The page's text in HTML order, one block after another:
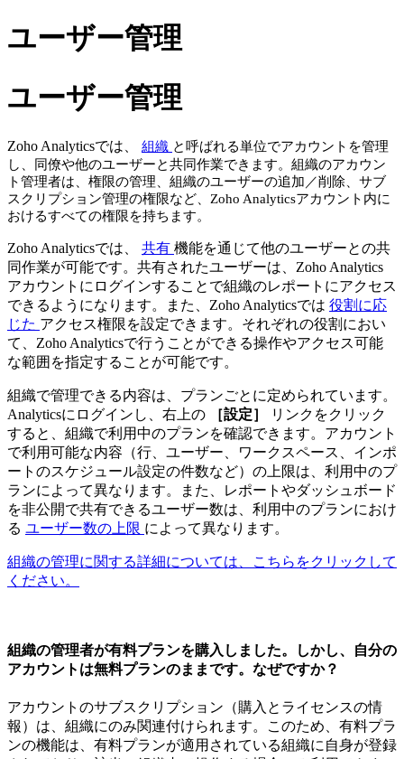
ユーザー管理
ユーザー管理
Zoho Analyticsでは、 組織 と呼ばれる単位でアカウントを管理
し、同僚や他のユーザーと共同作業できます。組織のアカウン
ト管理者は、権限の管理、組織のユーザーの追加／削除、サブ
スクリプション管理の権限など、Zoho Analyticsアカウント内に
おけるすべての権限を持ちます。
Zoho Analyticsでは、 共有 機能を通じて他のユーザーとの共
同作業が可能です。共有されたユーザーは、Zoho Analytics
アカウントにログインすることで組織のレポートにアクセス
できるようになります。また、Zoho Analyticsでは 役割に応
じた アクセス権限を設定できます。それぞれの役割におい
て、Zoho Analyticsで行うことができる操作やアクセス可能
な範囲を指定することが可能です。
組織で管理できる内容は、プランごとに定められています。
Analyticsにログインし、右上の
［設定］
リンクをクリック
すると、組織で利用中のプランを確認できます。アカウント
で利用可能な内容（行、ユーザー、ワークスペース、インポ
ートのスケジュール設定の件数など）の上限は、利用中のプ
ランによって異なります。また、レポートやダッシュボード
を非公開で共有できるユーザー数は、利用中のプランにおけ
る ユーザー数の上限 によって異なります。
組織の管理に関する詳細については、こちらをクリックして
ください。
組織の管理者が有料プランを購入しました。しかし、自分の
アカウントは無料プランのままです。なぜですか？
アカウントのサブスクリプション（購入とライセンスの情
報）は、組織にのみ関連付けられます。このため、有料プラ
ンの機能は、有料プランが適用されている組織に自身が登録